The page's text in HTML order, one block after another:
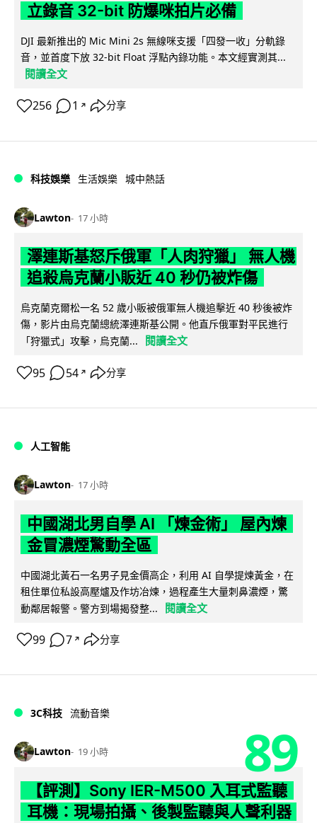
立錄音 32-bit 防爆咪拍片必備
DJI 最新推出的 Mic Mini 2s 無線咪支援「四發一收」分軌錄
音，並首度下放 32-bit Float 浮點內錄功能。本文經實測其...
閱讀全文
256 1 ↗ 分享
科技娛樂 生活娛樂 城中熱話
Lawton 17 小時
澤連斯基怒斥俄軍「人肉狩獵」 無人機
追殺烏克蘭小販近 40 秒仍被炸傷
烏克蘭克爾松一名 52 歲小販被俄軍無人機追擊近 40 秒後被炸
傷，影片由烏克蘭總統澤連斯基公開。他直斥俄軍對平民進行
「狩獵式」攻擊，烏克蘭...
閱讀全文
95 54 ↗ 分享
人工智能
Lawton 17 小時
中國湖北男自學 AI 「煉金術」 屋內煉
金冒濃煙驚動全區
中國湖北黃石一名男子見金價高企，利用 AI 自學提煉黃金，在
租住單位私設高壓爐及作坊冶煉，過程產生大量刺鼻濃煙，驚
動鄰居報警。警方到場揭發整...
閱讀全文
99 7 ↗ 分享
3C科技 流動音樂
Lawton 19 小時 89
【評測】Sony IER-M500 入耳式監聽
耳機：現場拍攝、後製監聽與人聲利器